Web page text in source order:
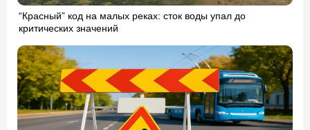
“Красный” код на малых реках: сток воды упал до
критических значений